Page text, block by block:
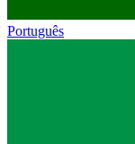
Português